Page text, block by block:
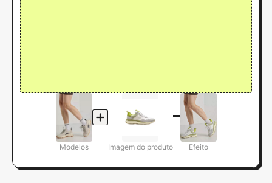
Modelos Imagem do produto Efeito